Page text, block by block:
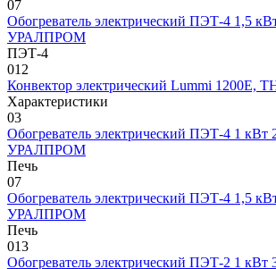
07
Обогреватель электрический ПЭТ-4 1,5
УРАЛПРОМ
ПЭТ-4
012
Конвектор электрический Lummi 1200E,
Характеристики
03
Обогреватель электрический ПЭТ-4 1
УРАЛПРОМ
Печь
07
Обогреватель электрический ПЭТ-4 1,5
УРАЛПРОМ
Печь
013
Обогреватель электрический ПЭТ-2 1